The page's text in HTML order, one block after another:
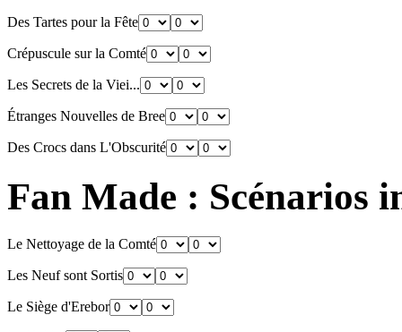
Des Tartes pour la Fête
Crépuscule sur la Comté
Les Secrets de la Viei...
Étranges Nouvelles de Bree
Des Crocs dans L'Obscurité
Fan Made : Scénarios
Le Nettoyage de la Comté
Les Neuf sont Sortis
Le Siège d'Erebor